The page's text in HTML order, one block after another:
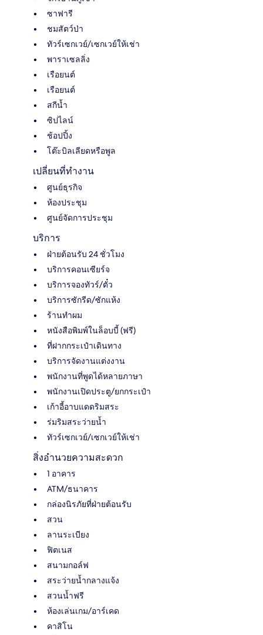
ซาฟารี
ชมสัตว์ป่า
ทัวร์เซกเวย์/เซกเวย์ให้เช่า
พาราเซลลิ่ง
เรือยนต์
เรือยนต์
สกีน้ำ
ซิปไลน์
ช้อปปิ้ง
โต๊ะบิลเลียดหรือพูล
เปลี่ยนที่ทำงาน
ศูนย์ธุรกิจ
ห้องประชุม
ศูนย์จัดการประชุม
บริการ
ฝ่ายต้อนรับ 24 ชั่วโมง
บริการคอนเซียร์จ
บริการจองทัวร์/ตั๋ว
บริการซักรีด/ซักแห้ง
ร้านทำผม
หนังสือพิมพ์ในล็อบบี้ (ฟรี)
ที่ฝากกระเป๋าเดินทาง
บริการจัดงานแต่งงาน
พนักงานที่พูดได้หลายภาษา
พนักงานเปิดประตู/ยกกระเป๋า
เก้าอี้อาบแดดริมสระ
ร่มริมสระว่ายน้ำ
ทัวร์เซกเวย์/เซกเวย์ให้เช่า
สิ่งอำนวยความสะดวก
1 อาคาร
ATM/ธนาคาร
กล่องนิรภัยที่ฝ่ายต้อนรับ
สวน
ลานระเบียง
ฟิตเนส
สนามกอล์ฟ
สระว่ายน้ำกลางแจ้ง
สวนน้ำฟรี
ห้องเล่นเกม/อาร์เคด
คาสิโน